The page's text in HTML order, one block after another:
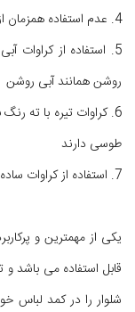
4. عدم استفاده همزمان از کراوات راه راه با پیراهن راه راه
5. استفاده از کراوات
روشن همانند آبی روشن
6. کراوات تیره با ته
طوسی دارند
7. استفاده از کراوات ساده و یا دارای طرح سوزنی با کت و شلوار راه راه
یکی از مهمترین و
قابل استفاده می باشد
شلوار را در کمد